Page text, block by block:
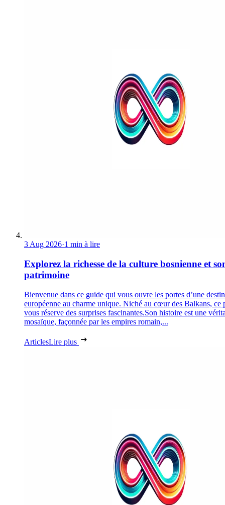
3 Aug 2026·1 min à lire
Explorez la richesse de la culture bosnienne et
patrimoine
Bienvenue dans ce guide qui vous ouvre les portes d’une
européenne au charme unique. Niché au cœur des Balkans, ce
vous réserve des surprises fascinantes.Son histoire est une
mosaïque, façonnée par les empires romain,...
ArticlesLire plus